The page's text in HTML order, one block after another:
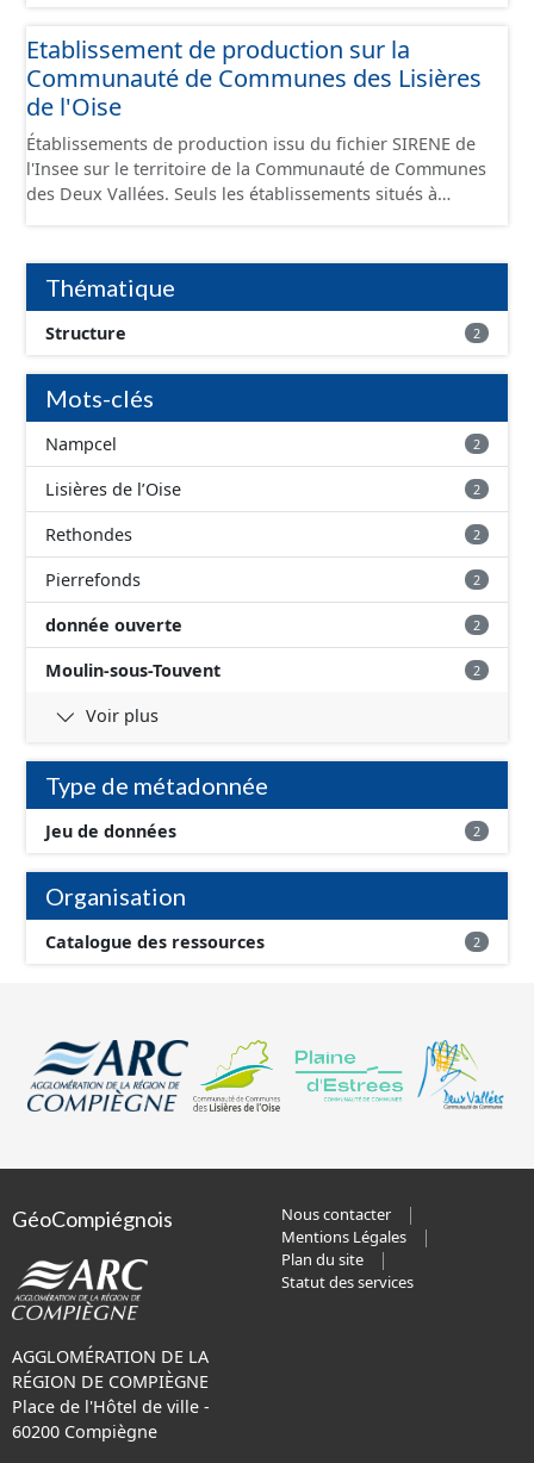
Etablissement de production sur la
Communauté de Communes des Lisières
de l'Oise
Établissements de production issu du fichier SIRENE de
l'Insee sur le territoire de la Communauté de Communes
des Deux Vallées. Seuls les établissements situés à
conformément aux prescriptions du standard CNIG Sites
Économiques. Ce lot ne contient pas la référence aux
terrains à vocation économique à ce jour. Il est filtré au-
delà des prescriptions du CNIG se limitant aux SCI.
Thématique
Structure 2
Mots-clés
Nampcel 2
Lisières de l’Oise 2
Rethondes 2
Pierrefonds 2
donnée ouverte 2
Moulin-sous-Touvent 2
Voir plus
Type de métadonnée
Jeu de données 2
Organisation
Catalogue des ressources 2
GéoCompiégnois
AGGLOMÉRATION DE LA
RÉGION DE COMPIÈGNE
Place de l'Hôtel de ville -
60200 Compiègne
Nous contacter
Mentions Légales
Plan du site
Statut des services